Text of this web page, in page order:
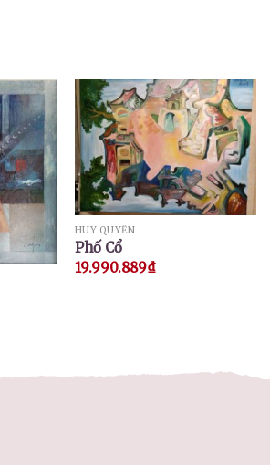
HUY QUYỂN
Phố Cổ
19.990.889₫